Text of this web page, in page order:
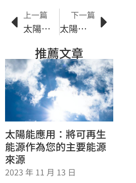
上一篇
太陽能儲能解析：如何有效地儲存太陽能供應
下一篇
太陽能工業的綠色創新：關鍵技術與市場前景
推薦文章
太陽能應用：將可再生
能源作為您的主要能源
來源
2023 年 11 月 13 日